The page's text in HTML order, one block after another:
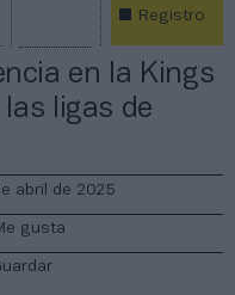
Registro
en la Kings
ligas de
abril de 2025
gusta